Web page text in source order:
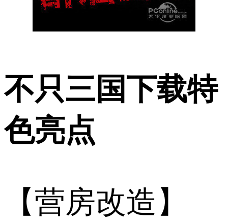
不只三国下载特
色亮点
【营房改造】